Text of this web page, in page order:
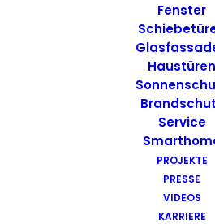
Fenster
Haustüren
Service
PROJEKTE
PRESSE
VIDEOS
KARRIERE
Wir suchen
Dallwig bietet
Perspektive
Du hast Bock auf
Action. Bewirb dich